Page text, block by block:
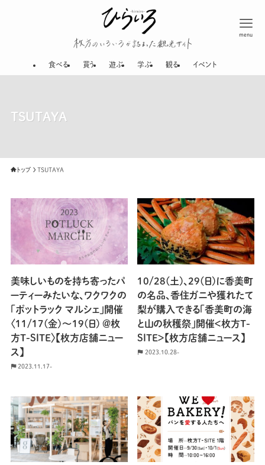
menu
食べる 買う 遊ぶ 学ぶ 観る イベント
TSUTAYA
トップ TSUTAYA
美味しいものを持ち寄ったパ
ーティーみたいな、ワクワクの
「ポットラック マルシェ」開催
〈11/17(金)〜19(日) ＠枚
方T-SITE〉【枚方店舗ニュー
ス】
2023.11.17-
10/28(土)、29(日)に香美町
の名品、香住ガニや獲れたて
梨が購入できる「香美町の海
と山の秋穫祭」開催＜枚方T-
SITE＞【枚方店舗ニュース】
2023.10.28-